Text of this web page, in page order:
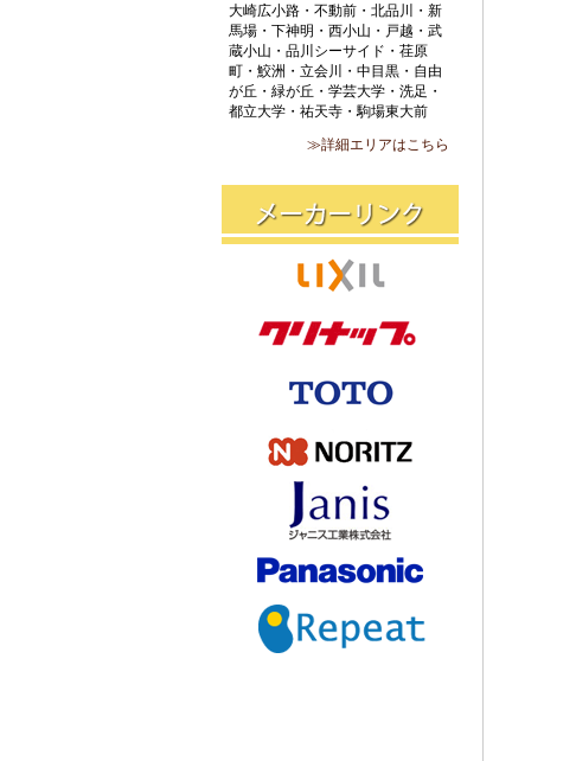
大崎広小路・不動前・北品川・新
馬場・下神明・西小山・戸越・武
蔵小山・品川シーサイド・荏原
町・鮫洲・立会川・中目黒・自由
が丘・緑が丘・学芸大学・洗足・
都立大学・祐天寺・駒場東大前
≫詳細エリアはこちら